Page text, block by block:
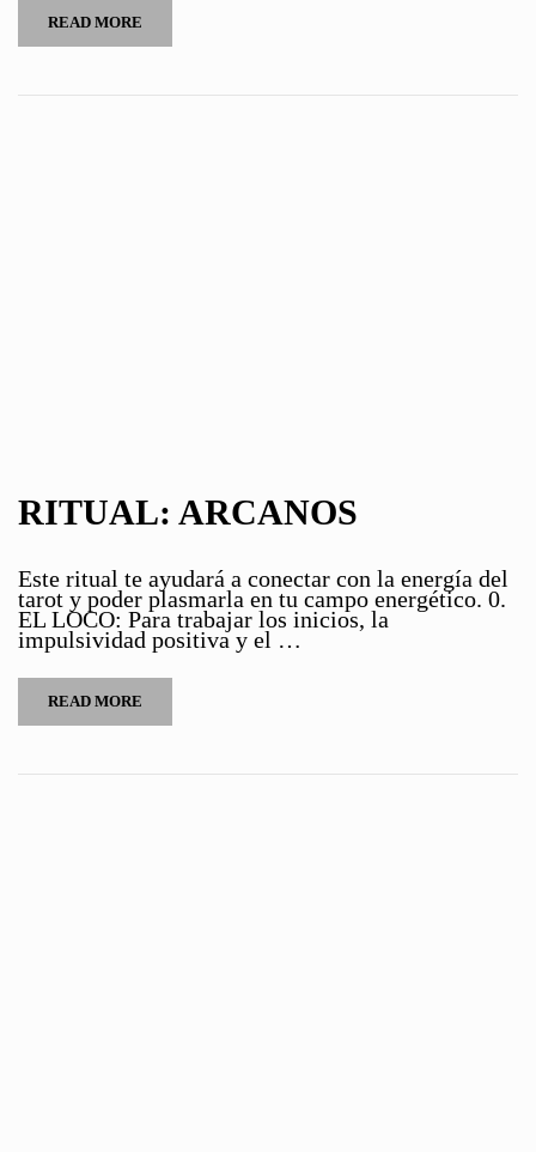
READ MORE
RITUAL: ARCANOS
Este ritual te ayudará a conectar con la energía del
tarot y poder plasmarla en tu campo energético. 0.
EL LOCO: Para trabajar los inicios, la
impulsividad positiva y el …
READ MORE